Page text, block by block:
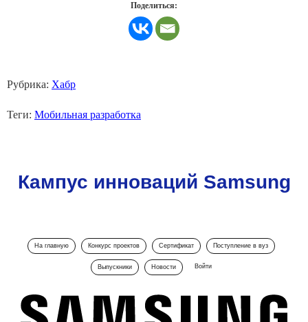
Поделиться:
Рубрика: Хабр
Теги: Мобильная разработка
Кампус инноваций Samsung
На главную Конкурс проектов Сертификат Поступление в вуз
Выпускники Новости Войти